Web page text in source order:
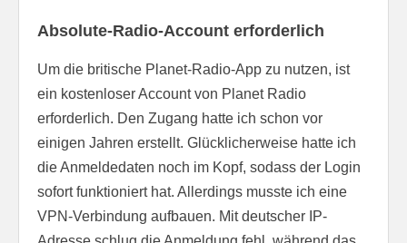
Absolute-Radio-Account erforderlich
Um die britische Planet-Radio-App zu nutzen, ist
ein kostenloser Account von Planet Radio
erforderlich. Den Zugang hatte ich schon vor
einigen Jahren erstellt. Glücklicherweise hatte ich
die Anmeldedaten noch im Kopf, sodass der Login
sofort funktioniert hat. Allerdings musste ich eine
VPN-Verbindung aufbauen. Mit deutscher IP-